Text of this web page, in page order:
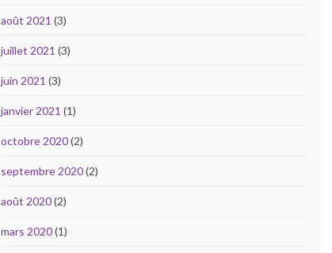
août 2021 (3)
juillet 2021 (3)
juin 2021 (3)
janvier 2021 (1)
octobre 2020(2)
septembre 2020(2)
août 2020(2)
mars 2020(1)